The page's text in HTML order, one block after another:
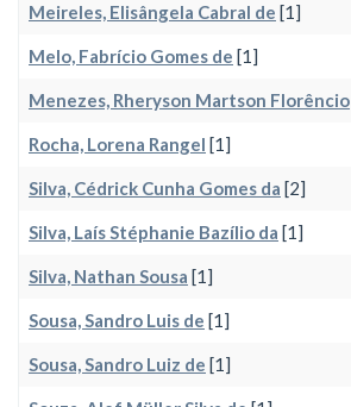
Meireles, Elisângela Cabral de [1]
Melo, Fabrício Gomes de [1]
Menezes, Rheryson Martson Florêncio
Rocha, Lorena Rangel [1]
Silva, Cédrick Cunha Gomes da [2]
Silva, Laís Stéphanie Bazílio da [1]
Silva, Nathan Sousa [1]
Sousa, Sandro Luis de [1]
Sousa, Sandro Luiz de [1]